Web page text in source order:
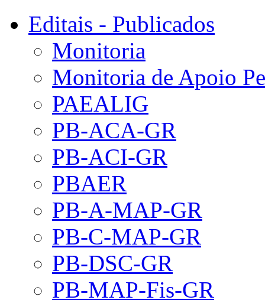
Editais - Publicados
Monitoria
Monitoria de Apoio
PAEALIG
PB-ACA-GR
PB-ACI-GR
PBAER
PB-A-MAP-GR
PB-C-MAP-GR
PB-DSC-GR
PB-MAP-Fis-GR